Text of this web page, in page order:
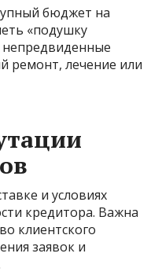
бюджет на
«подушку
непредвиденные
ремонт, лечение или
и условиях
кредитора. Важна
клиентского
заявок и